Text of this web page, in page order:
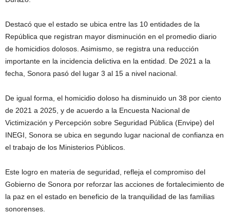
Destacó que el estado se ubica entre las 10 entidades de la
República que registran mayor disminución en el promedio diario
de homicidios dolosos. Asimismo, se registra una reducción
importante en la incidencia delictiva en la entidad. De 2021 a la
fecha, Sonora pasó del lugar 3 al 15 a nivel nacional.
De igual forma, el homicidio doloso ha disminuido un 38 por ciento
de 2021 a 2025, y de acuerdo a la Encuesta Nacional de
Victimización y Percepción sobre Seguridad Pública (Envipe) del
INEGI, Sonora se ubica en segundo lugar nacional de confianza en
el trabajo de los Ministerios Públicos.
Este logro en materia de seguridad, refleja el compromiso del
Gobierno de Sonora por reforzar las acciones de fortalecimiento de
la paz en el estado en beneficio de la tranquilidad de las familias
sonorenses.